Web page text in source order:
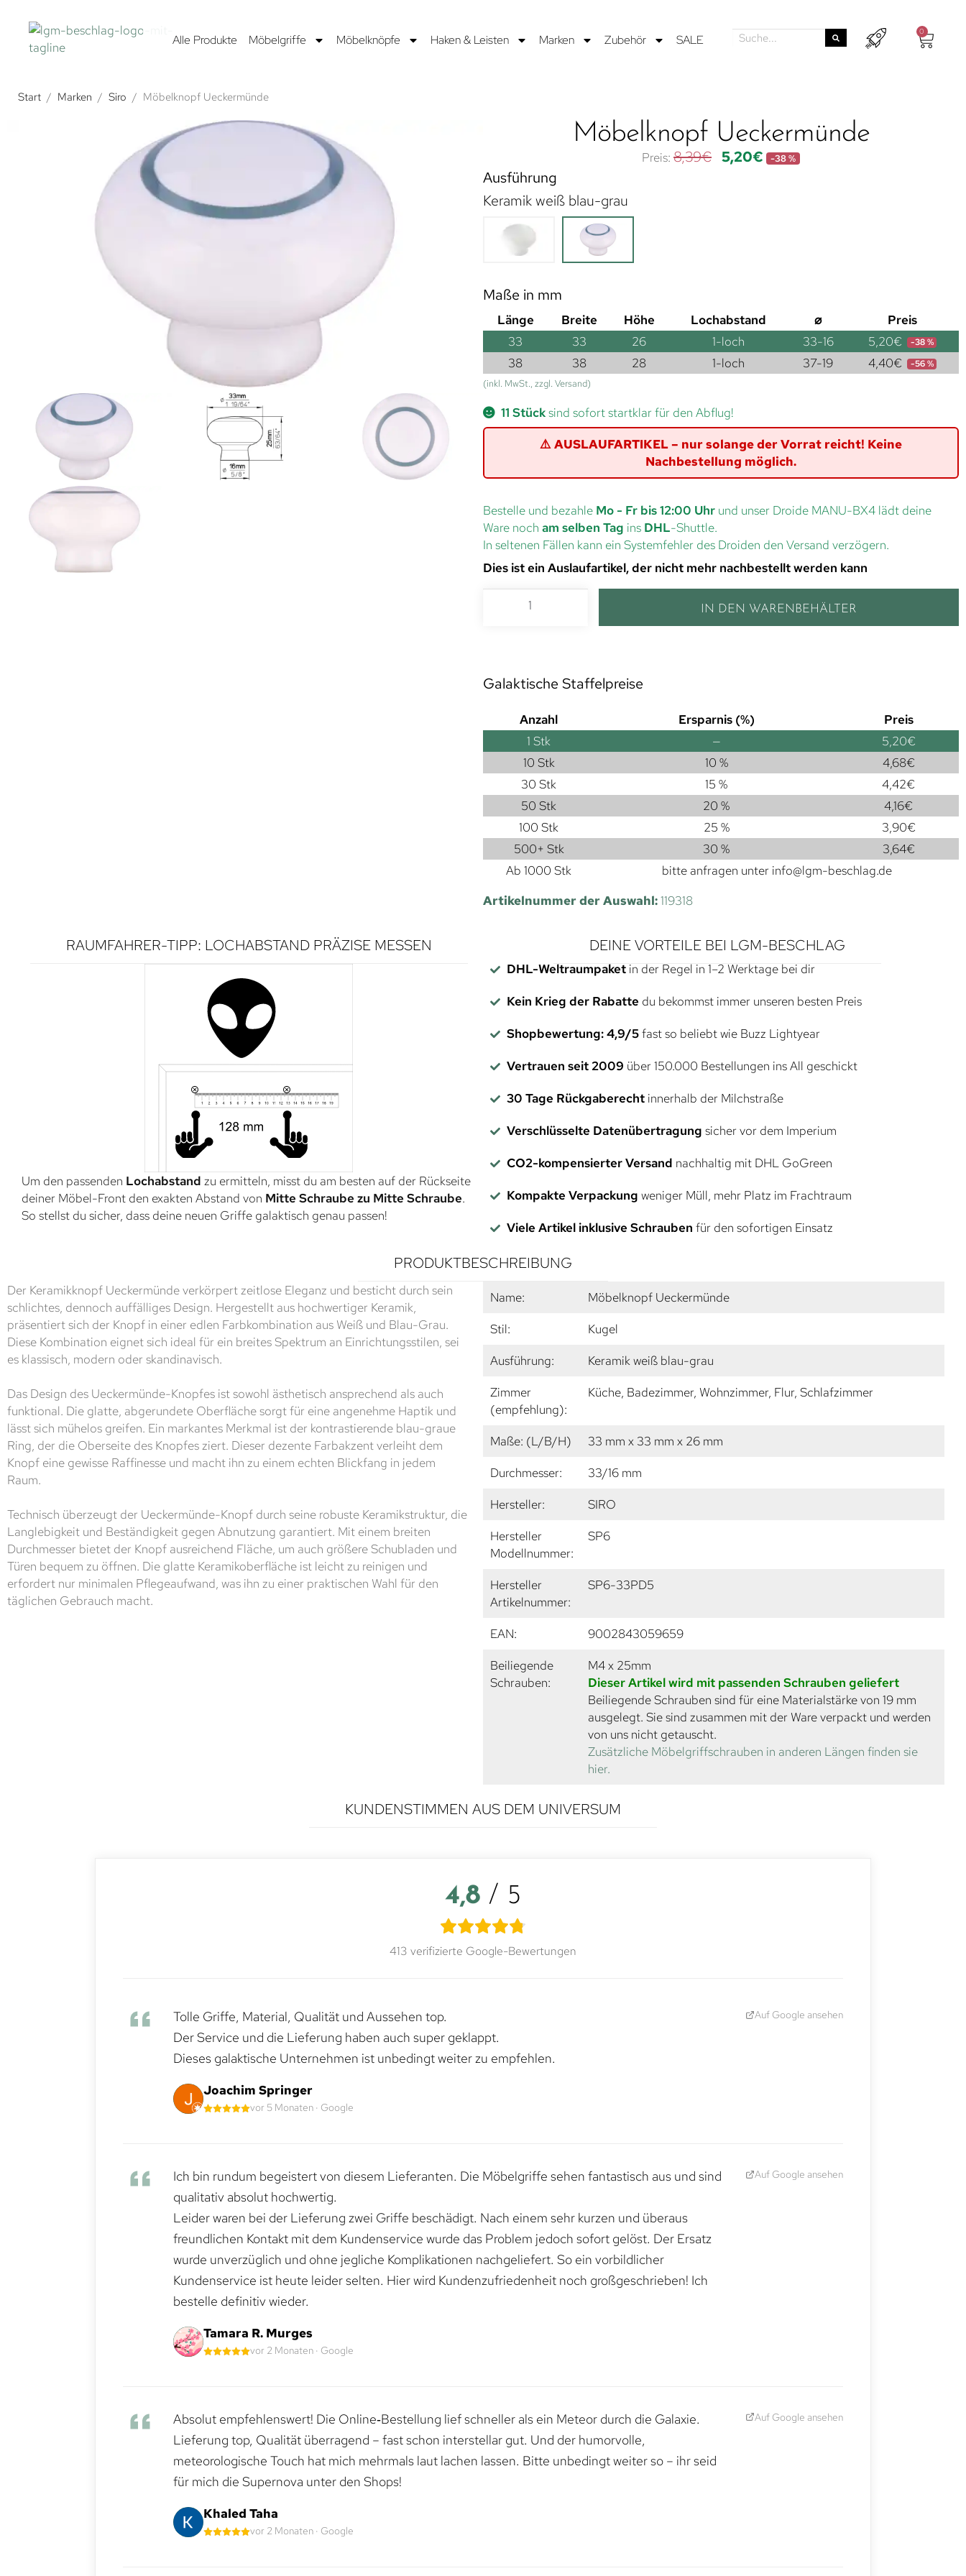
Alle Produkte Möbelgriffe Möbelknöpfe Haken & Leisten Marken Zubehör SALE
0
Start / Marken / Siro / Möbelknopf Ueckermünde
Möbelknopf Ueckermünde
8,39€ 5,20€ -38 %
Ausführung
Keramik weiß blau-grau
Maße in mm
Länge Breite Höhe Lochabstand ⌀
Preis
33
33 26 1-loch 33-16 5,20€ -38 %
38 38 28 1-loch 37-19 4,40€ -56 %
(inkl. MwSt., zzgl. Versand)
11 Stücksind sofort startklar für den Abflug!
⚠️ AUSLAUFARTIKEL – nur solange der Vorrat reicht! Keine
Nachbestellung möglich.
Bestelle und bezahle Mo - Fr bis 12:00 Uhr und unser Droide MANU-BX4 lädt deine
Ware noch am selben Tag ins DHL-Shuttle.
In seltenen Fällen kann ein Systemfehler des Droiden den Versand verzögern.
Dies ist ein Auslaufartikel, der nicht mehr nachbestellt werden kann
IN DEN WARENBEHÄLTER
Galaktische Staffelpreise
Anzahl Ersparnis (%)
Preis
1 Stk — 5,20€
10 Stk
10 % 4,68€
30 Stk
15 % 4,42€
50 Stk
20 % 4,16€
100 Stk
25 % 3,90€
500+ Stk
30 % 3,64€
Ab 1000 Stk
bitte anfragen unter info@lgm-beschlag.de
Artikelnummer der Auswahl:119318
RAUMFAHRER-TIPP: LOCHABSTAND PRÄZISE MESSEN
Um den passenden Lochabstand zu ermitteln, misst du am besten auf der Rückseite
deiner Möbel-Front den exakten Abstand von Mitte Schraube zu Mitte Schraube.
So stellst du sicher, dass deine neuen Griffe galaktisch genau passen!
DEINE VORTEILE BEI LGM-BESCHLAG
DHL-Weltraumpaketin der Regel in 1–2 Werktage bei dir
Kein Krieg der Rabatte du bekommst immer unseren besten Preis
Shopbewertung: 4,9/5fast so beliebt wie Buzz Lightyear
Vertrauen seit 2009 über 150.000 Bestellungen ins All geschickt
30 Tage Rückgaberechtinnerhalb der Milchstraße
Verschlüsselte Datenübertragung sicher vor dem Imperium
CO2-kompensierter Versand nachhaltig mit DHL GoGreen
Kompakte Verpackung weniger Müll, mehr Platz im Frachtraum
Viele Artikel inklusive Schrauben für den sofortigen Einsatz
PRODUKTBESCHREIBUNG
Der Keramikknopf Ueckermünde verkörpert zeitlose Eleganz und besticht durch sein
schlichtes, dennoch auffälliges Design. Hergestellt aus hochwertiger Keramik,
präsentiert sich der Knopf in einer edlen Farbkombination aus Weiß und Blau-Grau.
Diese Kombination eignet sich ideal für ein breites Spektrum an Einrichtungsstilen, sei
es klassisch, modern oder skandinavisch.
Das Design des Ueckermünde-Knopfes ist sowohl ästhetisch ansprechend als auch
funktional. Die glatte, abgerundete Oberfläche sorgt für eine angenehme Haptik und
lässt sich mühelos greifen. Ein markantes Merkmal ist der kontrastierende blau-graue
Ring, der die Oberseite des Knopfes ziert. Dieser dezente Farbakzent verleiht dem
Knopf eine gewisse Raffinesse und macht ihn zu einem echten Blickfang in jedem
Raum.
Technisch überzeugt der Ueckermünde-Knopf durch seine robuste Keramikstruktur, die
Langlebigkeit und Beständigkeit gegen Abnutzung garantiert. Mit einem breiten
Durchmesser bietet der Knopf ausreichend Fläche, um auch größere Schubladen und
Türen bequem zu öffnen. Die glatte Keramikoberfläche ist leicht zu reinigen und
erfordert nur minimalen Pflegeaufwand, was ihn zu einer praktischen Wahl für den
täglichen Gebrauch macht.
Name:
Möbelknopf Ueckermünde
Stil:
Kugel
Ausführung:
Keramik weiß blau-grau
Zimmer
(empfehlung):
Küche, Badezimmer, Wohnzimmer, Flur, Schlafzimmer
Maße: (L/B/H)
33 mm x 33 mm x 26 mm
Durchmesser:
33/16 mm
Hersteller:
SIRO
Hersteller
Modellnummer:
SP6
Hersteller
Artikelnummer:
SP6-33PD5
EAN:
9002843059659
Beiliegende
Schrauben:
M4 x 25mm
Dieser Artikel wird mit passenden Schrauben geliefert
Beiliegende Schrauben sind für eine Materialstärke von 19 mm
ausgelegt. Sie sind zusammen mit der Ware verpackt und werden
von uns nicht getauscht.
Zusätzliche Möbelgriffschrauben in anderen Längen finden sie
hier.
KUNDENSTIMMEN AUS DEM UNIVERSUM
4,8 / 5
413 verifizierte Google-Bewertungen
Tolle Griffe, Material, Qualität und Aussehen top.
Der Service und die Lieferung haben auch super geklappt.
Dieses galaktische Unternehmen ist unbedingt weiter zu empfehlen.
Joachim Springer
vor 5 Monaten · Google
Auf Google ansehen
Ich bin rundum begeistert von diesem Lieferanten. Die Möbelgriffe sehen fantastisch aus und sind
qualitativ absolut hochwertig.
Leider waren bei der Lieferung zwei Griffe beschädigt. Nach einem sehr kurzen und überaus
freundlichen Kontakt mit dem Kundenservice wurde das Problem jedoch sofort gelöst. Der Ersatz
wurde unverzüglich und ohne jegliche Komplikationen nachgeliefert. So ein vorbildlicher
Kundenservice ist heute leider selten. Hier wird Kundenzufriedenheit noch großgeschrieben! Ich
bestelle definitiv wieder.
Tamara R. Murges
vor 2 Monaten · Google
Auf Google ansehen
Absolut empfehlenswert! Die Online‑Bestellung lief schneller als ein Meteor durch die Galaxie.
Lieferung top, Qualität überragend – fast schon interstellar gut. Und der humorvolle,
meteorologische Touch hat mich mehrmals laut lachen lassen. Bitte unbedingt weiter so – ihr seid
für mich die Supernova unter den Shops!
Khaled Taha
vor 2 Monaten · Google
Auf Google ansehen